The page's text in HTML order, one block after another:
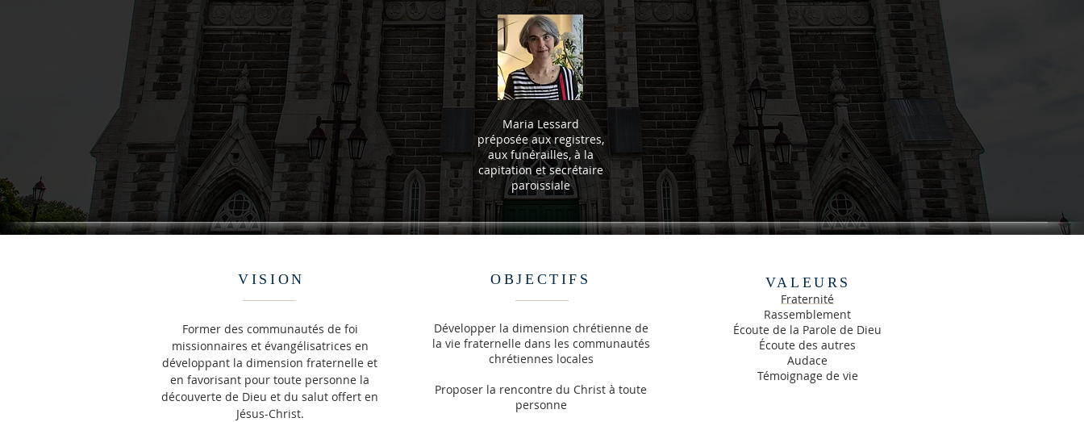
Maria Lessard
préposée aux registres,
aux funérailles, à la
capitation et secrétaire
paroissiale
VISION
Former des communautés de foi
missionnaires et évangélisatrices en
développant la dimension fraternelle et
en favorisant pour toute personne la
découverte de Dieu et du salut offert en
Jésus-Christ.
OBJECTIFS
Développer la dimension chrétienne de
la vie fraternelle dans les communautés
chrétiennes locales
Proposer la rencontre du Christ à toute
personne
VALEURS
Fraternité
Rassemblement
Écoute de la Parole de Dieu
Écoute des autres
Audace
Témoignage de vie